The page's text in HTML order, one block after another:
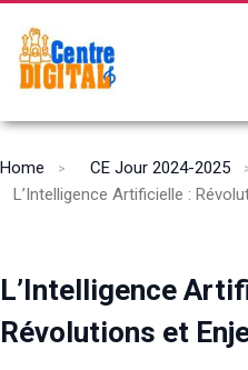
Home
CE Jour 2024-2025
L’Intelligence Artificielle :
L’Intelligence
Révolutions et